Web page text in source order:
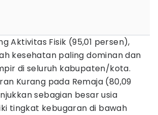
Aktivitas Fisik (95,01 persen),
kesehatan paling dominan dan
di seluruh kabupaten/kota.
Kurang pada Remaja (80,09
sebagian besar usia
tingkat kebugaran di bawah